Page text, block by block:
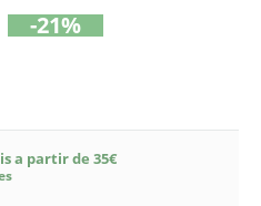
-21%
a partir de 35€